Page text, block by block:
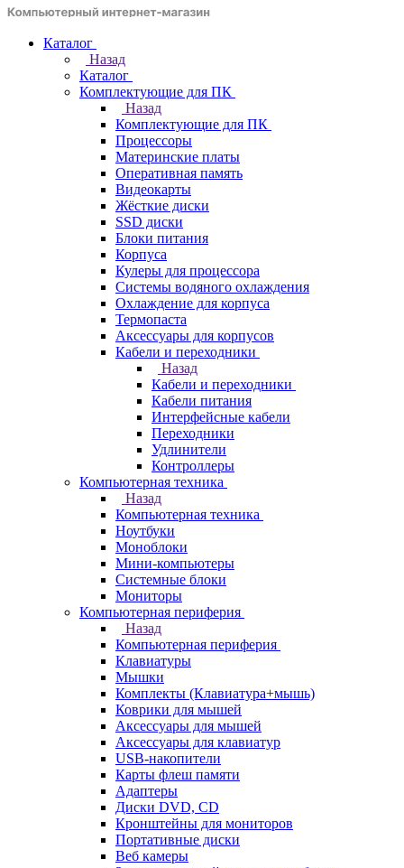
Каталог
Назад
Каталог
Комплектующие для ПК
Назад
Комплектующие для ПК
Процессоры
Материнские платы
Оперативная память
Видеокарты
Жёсткие диски
SSD диски
Блоки питания
Корпуса
Кулеры для процессора
Системы водяного охлаждения
Охлаждение для корпуса
Термопаста
Аксессуары для корпусов
Кабели и переходники
Назад
Кабели и переходники
Кабели питания
Интерфейсные кабели
Переходники
Удлинители
Контроллеры
Компьютерная техника
Назад
Компьютерная техника
Ноутбуки
Моноблоки
Мини-компьютеры
Системные блоки
Мониторы
Компьютерная периферия
Назад
Компьютерная периферия
Клавиатуры
Мышки
Комплекты (Клавиатура+мышь)
Коврики для мышей
Аксессуары для мышей
Аксессуары для клавиатур
USB-накопители
Карты флеш памяти
Адаптеры
Диски DVD, CD
Кронштейны для мониторов
Портативные диски
Веб камеры